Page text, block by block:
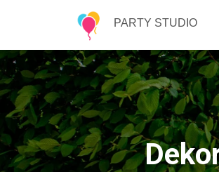
PARTY STUDIO